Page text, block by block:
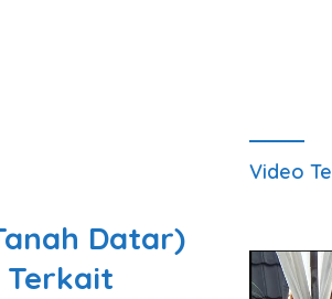
Datar)
Terkait
Video